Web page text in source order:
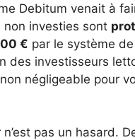
Debitum venait à
investies sont
€ par le système de
des investisseurs
négligeable pour
pas un hasard.